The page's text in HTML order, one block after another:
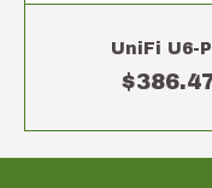
UniFi U6-